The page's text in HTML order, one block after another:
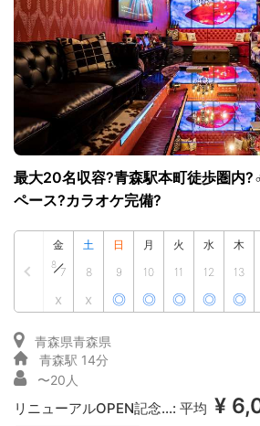
最大20名収容?青森駅本町徒歩圏内
ペース?カラオケ完備?
金
8
7
x
土
8
x
日
9
◎
月
10
◎
火
11
◎
水
12
◎
木
13
◎
青森県青森県
青森駅 14分
〜20人
リニューアルOPEN記念...: 平均 ¥